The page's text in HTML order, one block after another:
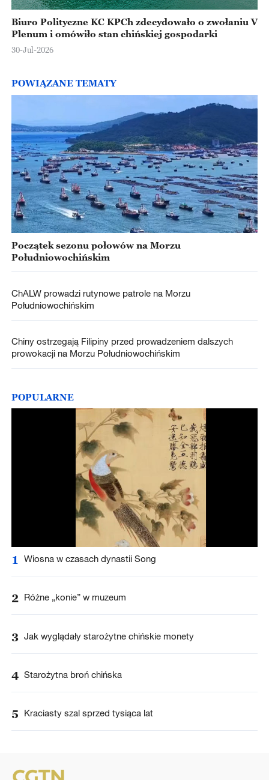
Biuro Polityczne KC KPCh zdecydowało o zwołaniu V
Plenum i omówiło stan chińskiej gospodarki
30-Jul-2026
POWIĄZANE TEMATY
Początek sezonu połowów na Morzu
Południowochińskim
ChALW prowadzi rutynowe patrole na Morzu
Południowochińskim
Chiny ostrzegają Filipiny przed prowadzeniem dalszych
prowokacji na Morzu Południowochińskim
POPULARNE
1 Wiosna w czasach dynastii Song
2 Różne „konie” w muzeum
3 Jak wyglądały starożytne chińskie monety
4 Starożytna broń chińska
5 Kraciasty szal sprzed tysiąca lat